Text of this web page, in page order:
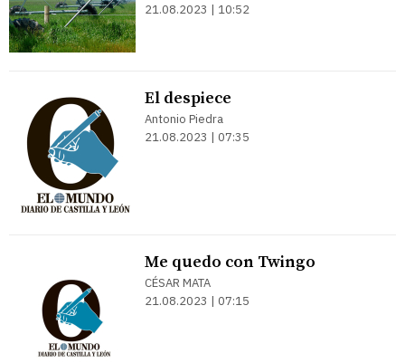
21.08.2023 | 10:52
El despiece
Antonio Piedra
21.08.2023 | 07:35
Me quedo con Twingo
CÉSAR MATA
21.08.2023 | 07:15